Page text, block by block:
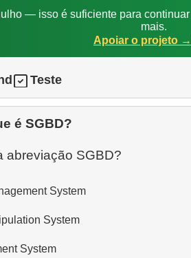
— isso é suficiente para
mais.
Apoiar o projeto →
Teste
é SGBD?
abreviação SGBD?
System
System
System